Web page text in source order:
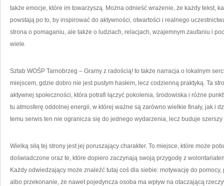
także emocje, które im towarzyszą. Można odnieść wrażenie, że każdy tekst,
powstają po to, by inspirować do aktywności, otwartości i realnego
strona o pomaganiu, ale także o ludziach, relacjach, wzajemnym zaufaniu i
wiele.
Sztab WOŚP Tarnobrzeg – Gramy z radością! to także narracja o lokalnym
miejscem, gdzie dobro nie jest pustym hasłem, lecz codzienną praktyką. Ta
aktywnej społeczności, która potrafi łączyć pokolenia, środowiska i różne
tu atmosferę oddolnej energii, w której ważne są zarówno wielkie finały, jak i
temu serwis ten nie ogranicza się do jednego wydarzenia, lecz buduje
Wielką siłą tej strony jest jej poruszający charakter. To miejsce, które może
doświadczone oraz te, które dopiero zaczynają swoją przygodę z
Każdy odwiedzający może znaleźć tutaj coś dla siebie: motywację do
albo przekonanie, że nawet pojedyncza osoba ma wpływ na otaczającą